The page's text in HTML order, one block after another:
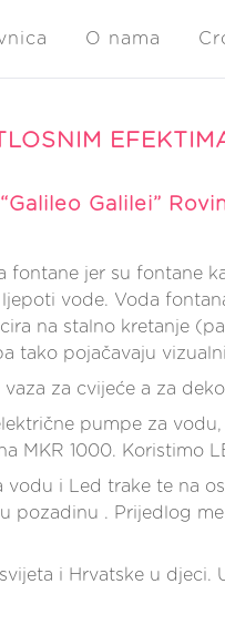
O nama
Galilei”
fontane jer su fontane
vode. Voda
na stalno kretanje
tako pojačavaju
za cvijeće a za
pumpe za
MKR 1000. Koristimo
vodu i Led trake te na
pozadinu . Prijedlog
i Hrvatske u djeci.